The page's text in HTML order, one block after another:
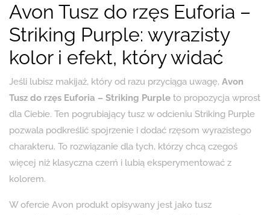
Avon Tusz do rzęs Euforia –
Striking Purple: wyrazisty
kolor i efekt, który widać
Jeśli lubisz makijaż, który od razu przyciąga uwagę, Avon
Tusz do rzęs Euforia – Striking Purple to propozycja wprost
dla Ciebie. Ten pogrubiający tusz w odcieniu Striking Purple
pozwala podkreślić spojrzenie i dodać rzęsom wyrazistego
charakteru. To rozwiązanie dla tych, którzy chcą czegoś
więcej niż klasyczna czerń i lubią eksperymentować z
kolorem.
W ofercie Avon produkt opisywany jest jako tusz